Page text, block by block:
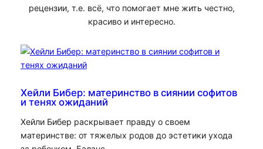
рецензии, т.е. всё, что помогает мне жить честно,
красиво и интересно.
Хейли Бибер: материнство в сиянии софитов
и тенях ожиданий
Хейли Бибер раскрывает правду о своем
материнстве: от тяжелых родов до эстетики ухода